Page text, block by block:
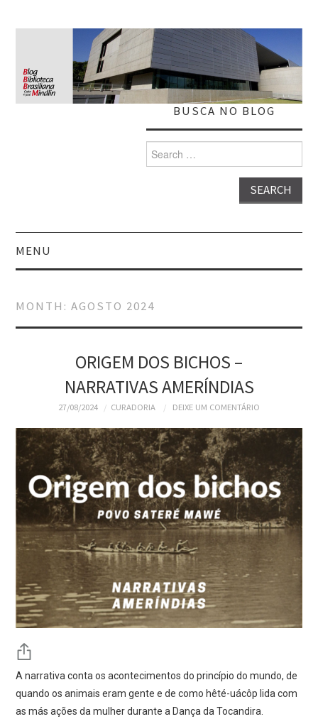
BUSCA NO BLOG
Search
for:
MENU
SITE DA BBM
BBM DIGITAL
WIKI SBD-BBM
ATLAS DOS VIAJANTES
NO BRASIL
MONTH:AGOSTO 2024
ORIGEM DOS BICHOS –
NARRATIVAS AMERÍNDIAS
27/08/2024 CURADORIA DEIXE UM COMENTÁRIO
A narrativa conta os acontecimentos do princípio do mundo, de
quando os animais eram gente e de como hêté-uácôp lida com
as más ações da mulher durante a Dança da Tocandira.